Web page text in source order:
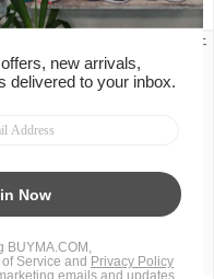
エルメス)